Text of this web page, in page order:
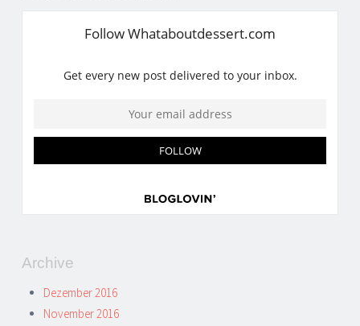
Archive
Dezember 2016
November 2016